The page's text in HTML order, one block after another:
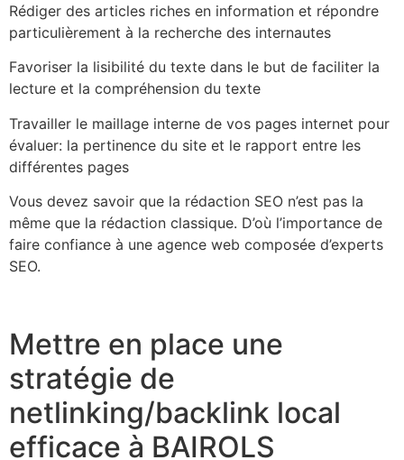
Rédiger des articles riches en information et répondre
particulièrement à la recherche des internautes
Favoriser la lisibilité du texte dans le but de faciliter la
lecture et la compréhension du texte
Travailler le maillage interne de vos pages internet pour
évaluer: la pertinence du site et le rapport entre les
différentes pages
Vous devez savoir que la rédaction SEO n’est pas la
même que la rédaction classique. D’où l’importance de
faire confiance à une agence web composée d’experts
SEO.
Mettre en place une
stratégie de
netlinking/backlink local
efficace à BAIROLS